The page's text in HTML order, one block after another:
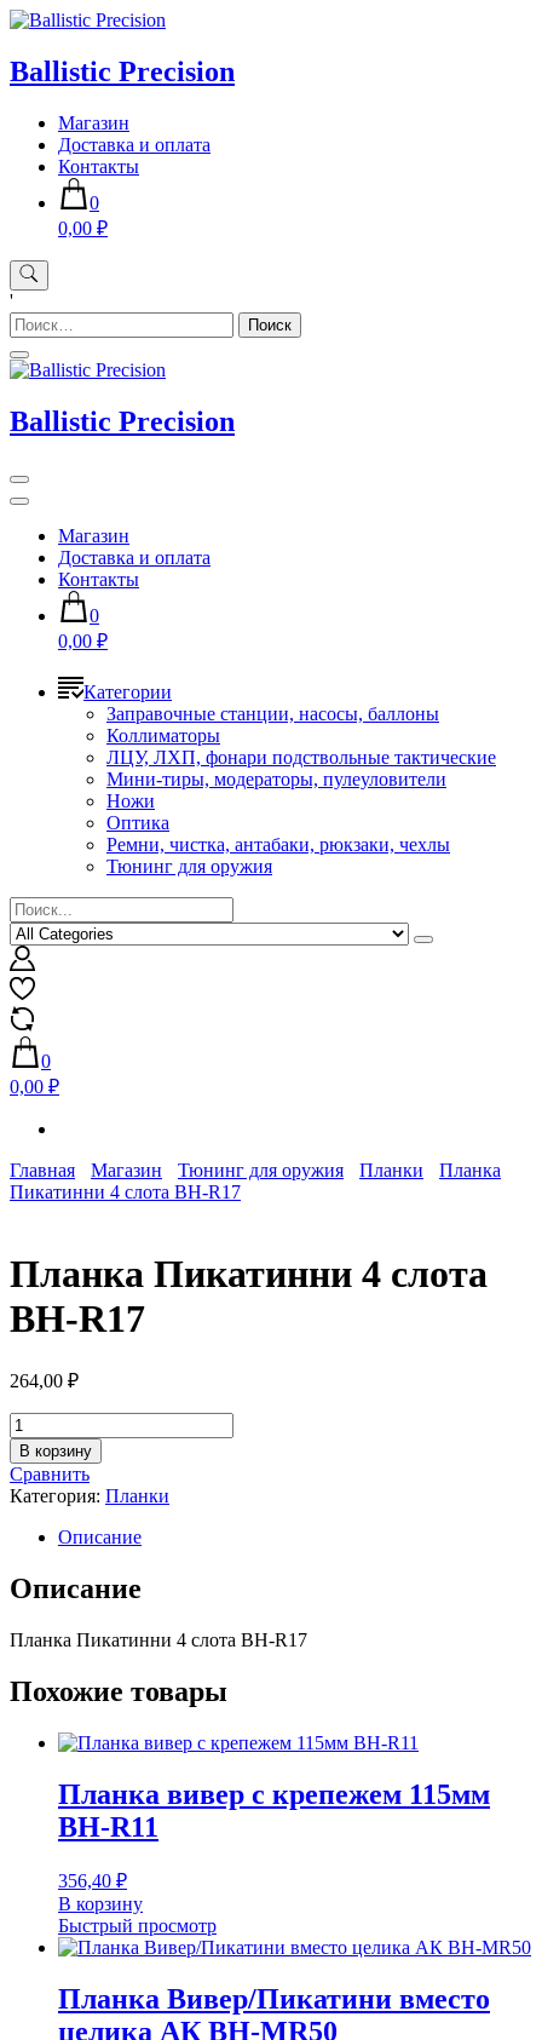
Skip
content
Ballistic Precision
Магазин
Доставка и оплата
Контакты
0
0,00 ₽
'
Найти:
Ballistic Precision
Магазин
Доставка и оплата
Контакты
0
0,00 ₽
Категории
Заправочные станции, насосы, баллоны
Коллиматоры
ЛЦУ, ЛХП, фонари подствольные тактические
Мини-тиры, модераторы, пулеуловители
Ножи
Оптика
Ремни, чистка, антабаки, рюкзаки, чехлы
Тюнинг для оружия
0
0,00 ₽
Главная Магазин Тюнинг для оружия Планки
Планка
Пикатинни 4 слота BH-R17
Планка Пикатинни 4 слота
BH-R17
264,00 ₽
Количество
товара
Планка
Пикатинни
4
слота
R17
В корзину
Сравнить
Категория: Планки
Описание
Описание
Планка Пикатинни 4 слота BH-R17
Похожие товары
Планка вивер с крепежем 115мм
BH-R11
356,40 ₽
В корзину
Быстрый просмотр
Планка Вивер/Пикатини вместо
целика АК BH-MR50